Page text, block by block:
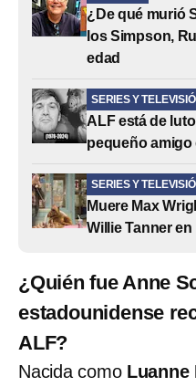
¿De qué murió
los Simpson,
edad
SERIES Y
ALF está de
pequeño
SERIES Y
Muere Max
Willie Tanner
¿Quién fue Anne
estadounidense
ALF?
Nacida como Luanne